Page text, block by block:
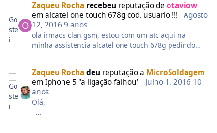
Feito Primeiro IMEI: 35xxxxxxxxxxxxx Celular HW: MP
0.200 Código do Produto: GT-E1263VSBZTO Por favor
aguarde, calculando códigos... Feito (Duração -
00:00:02) Código Freeze: 05262814 Código NET:
00000000 Código Sub: 00000000 Código SP:
00000000 Para o status do bloqueio digite:
*#7465625# Concluído com Samsung Tool v.18.7
Deu tudo certinho instalei os drivers deu tudo certo
obrigado
Zaqueu Rocha recebeu reputação deotaviow
emalcatel one touch 678g cod. usuario !!!
Agosto
12, 20169 anos
ola irmaos clan gsm, estou com um atc aqui na
minha assistencia alcatel one touch 678g pedindo
box ou hard reset? desde ja agradeço a todos os que
responderem!!!
Zaqueu Rochadeu reputação a MicroSoldagem
emIphone 5 ''a ligação falhou'' Julho 1, 2016 10
anos
Olá,